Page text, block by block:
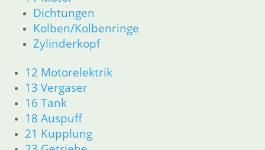
Dichtungen
Kolben/Kolbenringe
Zylinderkopf
12 Motorelektrik
13 Vergaser
16 Tank
18 Auspuff
21 Kupplung
12 Motorelektrik
13 Vergaser
16 Tank
18 Auspuff
23 Getriebe
26 Kardanwelle
31 Telegabel
32 Lenkung
33 Antrieb
34 Bremsen